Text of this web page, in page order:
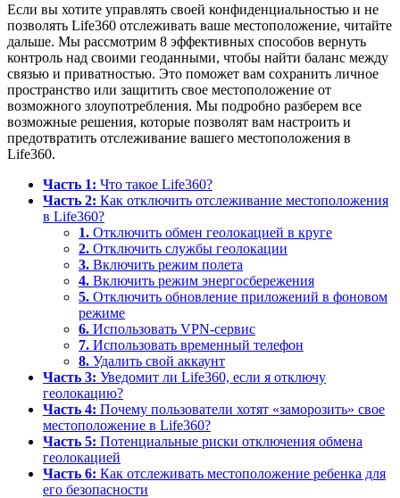
Если вы хотите управлять своей конфиденциальностью и не
позволять Life360 отслеживать ваше местоположение, читайте
дальше. Мы рассмотрим 8 эффективных способов вернуть
контроль над своими геоданными, чтобы найти баланс между
связью и приватностью. Это поможет вам сохранить личное
пространство или защитить свое местоположение от
возможного злоупотребления. Мы подробно разберем все
возможные решения, которые позволят вам настроить и
предотвратить отслеживание вашего местоположения в
Life360.
Часть 1: Что такое Life360?
Часть 2: Как отключить отслеживание местоположения
в Life360?
1. Отключить обмен геолокацией в круге
2. Отключить службы геолокации
3. Включить режим полета
4. Включить режим энергосбережения
5. Отключить обновление приложений в фоновом
режиме
6. Использовать VPN-сервис
7. Использовать временный телефон
8. Удалить свой аккаунт
Часть 3: Уведомит ли Life360, если я отключу
геолокацию?
Часть 4: Почему пользователи хотят «заморозить» свое
местоположение в Life360?
Часть 5: Потенциальные риски отключения обмена
геолокацией
Часть 6: Как отслеживать местоположение ребенка для
его безопасности